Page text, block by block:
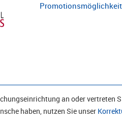
an oder vertreten
haben, nutzen Sie unser